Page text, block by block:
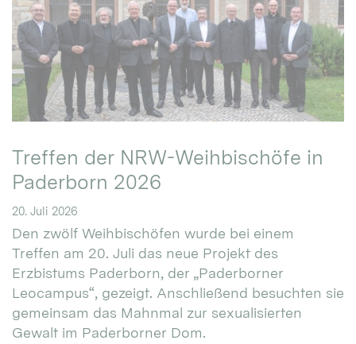
Treffen der NRW-Weihbischöfe in
Paderborn 2026
20. Juli 2026
Den zwölf Weihbischöfen wurde bei einem
Treffen am 20. Juli das neue Projekt des
Erzbistums Paderborn, der „Paderborner
Leocampus“, gezeigt. Anschließend besuchten sie
gemeinsam das Mahnmal zur sexualisierten
Gewalt im Paderborner Dom.